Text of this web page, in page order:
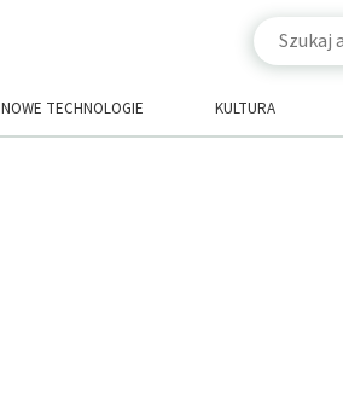
NOWE TECHNOLOGIE KULTURA